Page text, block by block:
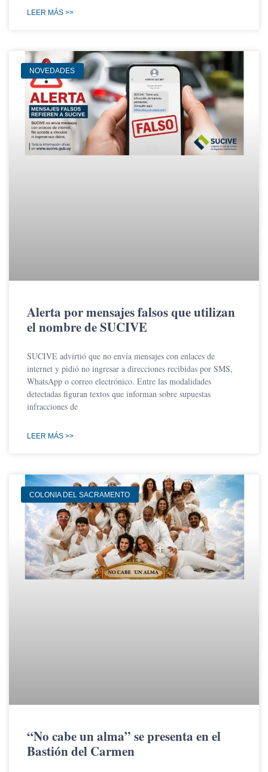
LEER MÁS >>
NOVEDADES
Alerta por mensajes falsos que utilizan
el nombre de SUCIVE
SUCIVE advirtió que no envía mensajes con enlaces de
internet y pidió no ingresar a direcciones recibidas por SMS,
WhatsApp o correo electrónico. Entre las modalidades
detectadas figuran textos que informan sobre supuestas
infracciones de
LEER MÁS >>
COLONIA DEL SACRAMENTO
“No cabe un alma” se presenta en el
Bastión del Carmen